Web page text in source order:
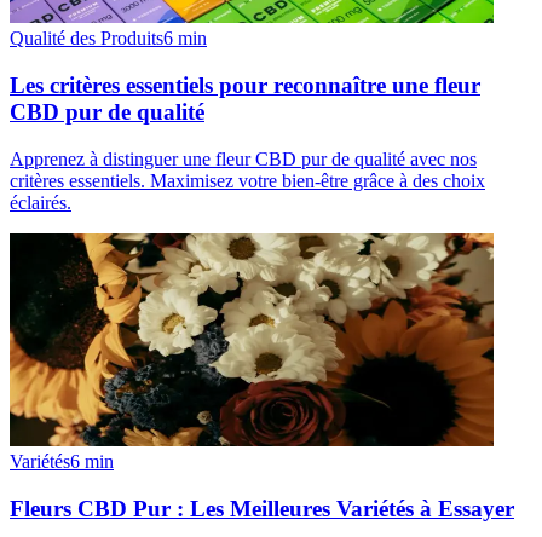
Qualité des Produits6 min
Les critères essentiels pour reconnaître une fleur
CBD pur de qualité
Apprenez à distinguer une fleur CBD pur de qualité avec nos
critères essentiels. Maximisez votre bien-être grâce à des choix
éclairés.
Variétés6 min
Fleurs CBD Pur : Les Meilleures Variétés à Essayer